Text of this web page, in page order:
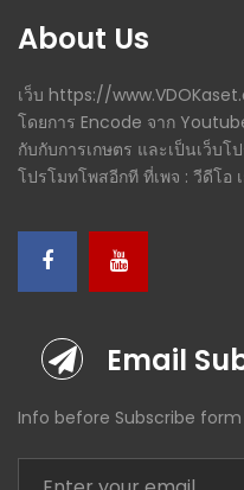
About Us
เว็บ https://
โดยการ Encode จาก
กับกับการเกษตร และเป็นเว็บ
โปรโมทโพสอีกที ที่เพจ : วีดีโอ
Email
Info before Subscribe form